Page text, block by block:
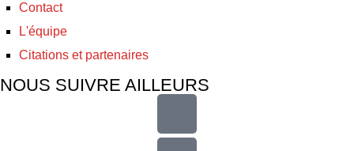
Contact
L'équipe
Citations et partenaires
NOUS SUIVRE AILLEURS